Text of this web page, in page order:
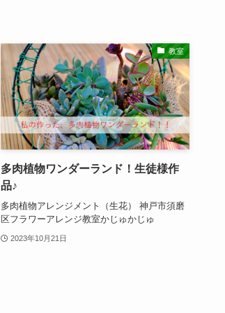
教室
多肉植物ワンダーランド！生徒様作
品♪
多肉植物アレンジメント（生花） 神戸市須磨
区フラワーアレンジ教室かじゅかじゅ
2023年10月21日